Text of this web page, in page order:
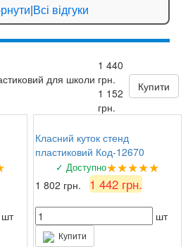
для спортивної зали
дітей займатися спортом!
що можна замовити
ескізом!
|Всі відгуки
для школи
1 440
грн.
1 152
грн.
Купити
шт
Класний куток стенд
пластиковий Код-12670
✓ Доступно★★★★★
1 802 грн. 1 442 грн.
шт
Купити